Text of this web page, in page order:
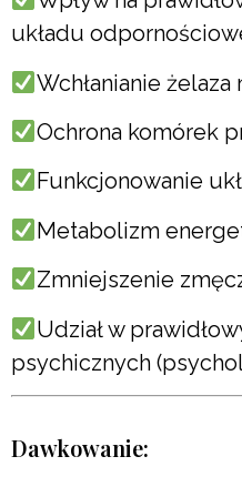
układu
Wchłanianie
Ochrona komórek
Funkcjonowanie
Metabolizm
Zmniejszenie
Udział w
psychicznych
Dawkowanie: